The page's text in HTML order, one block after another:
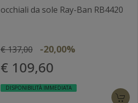
occhiali da sole Ray-Ban RB4420
€ 137,00 -20,00%
€ 109,60
DISPONIBILITÀ IMMEDIATA